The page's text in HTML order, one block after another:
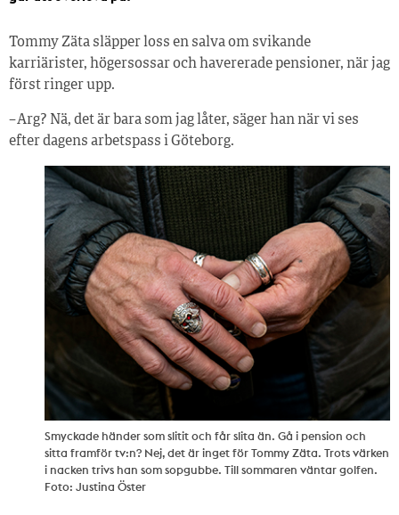
Tommy Zäta släpper loss en salva om svikande
karriärister, högersossar och havererade pensioner, när jag
först ringer upp.
– Arg? Nä, det är bara som jag låter, säger han när vi ses
efter dagens arbetspass i Göteborg.
Smyckade händer som slitit och får slita än. Gå i pension och
sitta framför tv:n? Nej, det är inget för Tommy Zäta. Trots värken
i nacken trivs han som sopgubbe. Till sommaren väntar golfen.
Foto: Justina Öster